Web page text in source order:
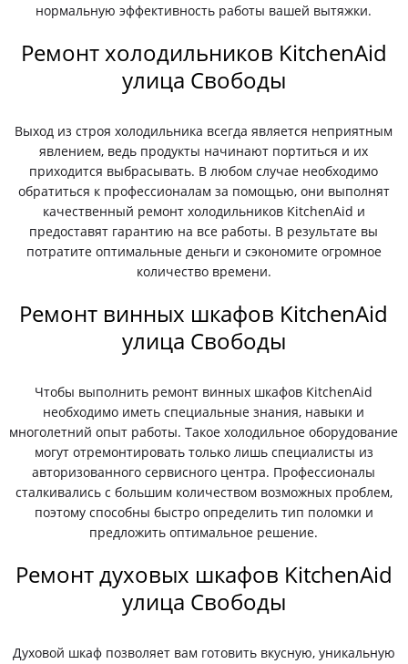
нормальную эффективность работы вашей вытяжки.
Ремонт холодильников KitchenAid
улица Свободы
Выход из строя холодильника всегда является неприятным
явлением, ведь продукты начинают портиться и их
приходится выбрасывать. В любом случае необходимо
обратиться к профессионалам за помощью, они выполнят
качественный ремонт холодильников KitchenAid и
предоставят гарантию на все работы. В результате вы
потратите оптимальные деньги и сэкономите огромное
количество времени.
Ремонт винных шкафов KitchenAid
улица Свободы
Чтобы выполнить ремонт винных шкафов KitchenAid
необходимо иметь специальные знания, навыки и
многолетний опыт работы. Такое холодильное оборудование
могут отремонтировать только лишь специалисты из
авторизованного сервисного центра. Профессионалы
сталкивались с большим количеством возможных проблем,
поэтому способны быстро определить тип поломки и
предложить оптимальное решение.
Ремонт духовых шкафов KitchenAid
улица Свободы
Духовой шкаф позволяет вам готовить вкусную, уникальную